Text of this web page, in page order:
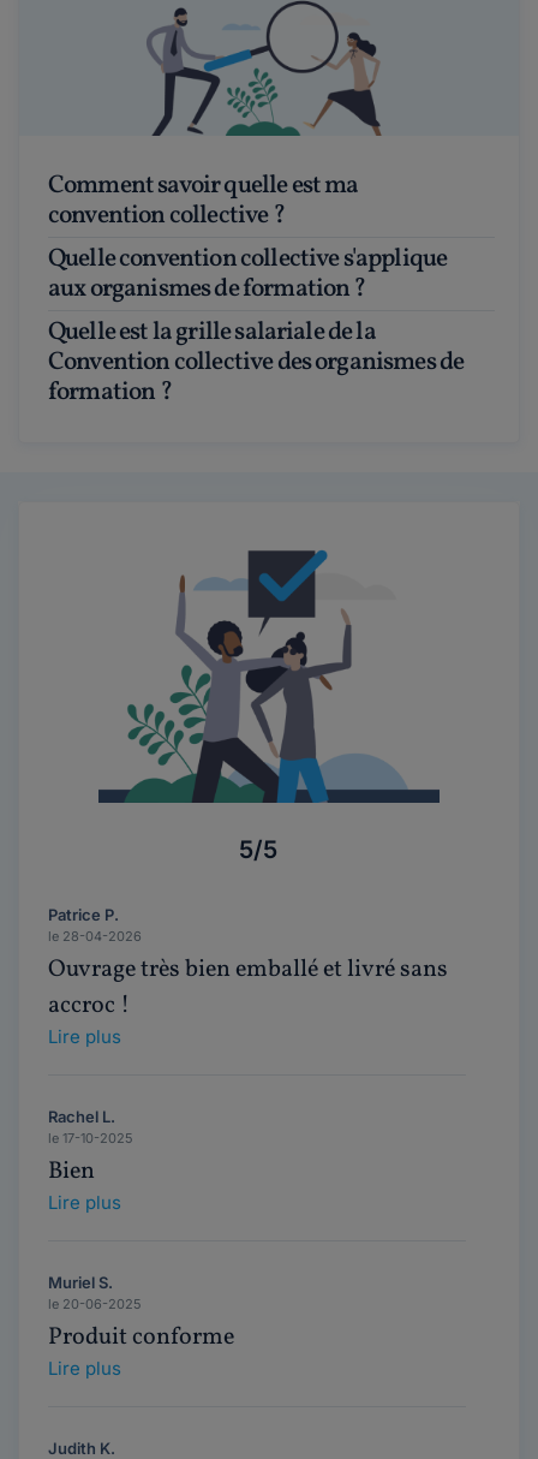
Comment savoir quelle est ma
convention collective ?
Quelle convention collective s'applique
aux organismes de formation ?
Quelle est la grille salariale de la
Convention collective des organismes de
formation ?
5/5
Patrice P.
le 28-04-2026
Ouvrage très bien emballé et livré sans
accroc !
Lire plus
Rachel L.
le 17-10-2025
Bien
Lire plus
Muriel S.
le 20-06-2025
Produit conforme
Lire plus
Judith K.